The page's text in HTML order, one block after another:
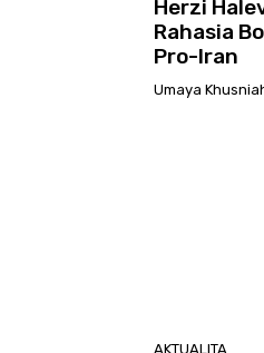
Herzi
Rahasia
Pro-Iran
Umaya
AKTUALITA